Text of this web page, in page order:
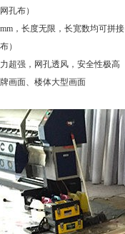
孔布）
，长度无限，长宽数均可拼接
）
超强，网孔透风，安全性极高
画面、楼体大型画面